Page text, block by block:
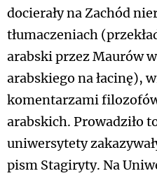
docierały na Zachód
tłumaczeniach
arabski przez Maurów
arabskiego na łacinę),
komentarzami
arabskich. Prowadziło
uniwersytety
pism Stagiryty. Na